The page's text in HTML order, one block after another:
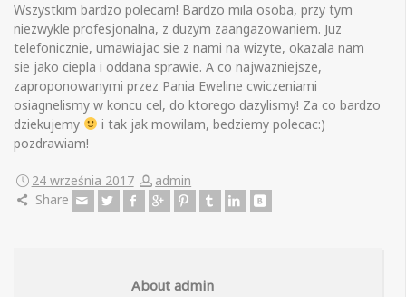
Wszystkim bardzo polecam! Bardzo mila osoba, przy tym
niezwykle profesjonalna, z duzym zaangazowaniem. Juz
telefonicznie, umawiajac sie z nami na wizyte, okazala nam
sie jako ciepla i oddana sprawie. A co najwazniejsze,
zaproponowanymi przez Pania Eweline cwiczeniami
osiagnelismy w koncu cel, do ktorego dazylismy! Za co bardzo
dziekujemy
i tak jak mowilam, bedziemy polecac:)
pozdrawiam!
24 września 2017
admin
Share
About admin